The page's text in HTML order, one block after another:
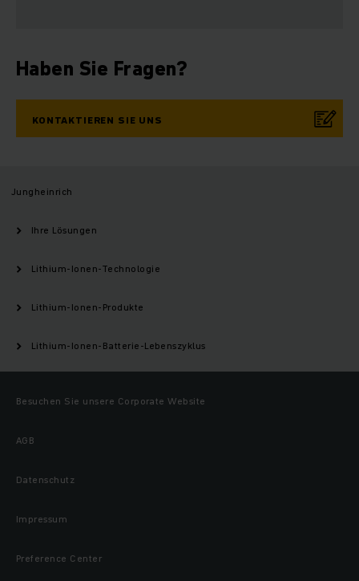
Haben Sie Fragen?
KONTAKTIEREN SIE UNS
Jungheinrich
Ihre Lösungen
Lithium-Ionen-Technologie
Lithium-Ionen-Produkte
Lithium-Ionen-Batterie-Lebenszyklus
Besuchen Sie unsere Corporate Website
AGB
Datenschutz
Impressum
Preference Center